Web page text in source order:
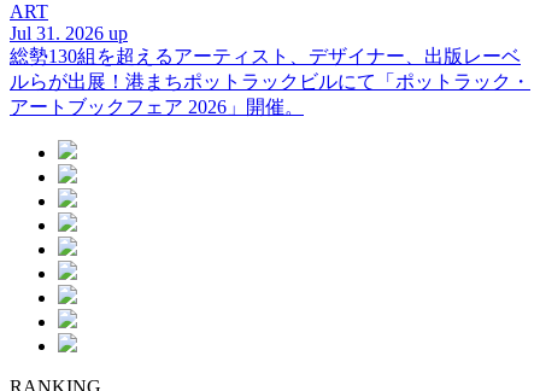
ART
Jul 31. 2026 up
総勢130組を超えるアーティスト、デザイナー、出版レーベ
ルらが出展！港まちポットラックビルにて「ポットラック・
アートブックフェア 2026」開催。